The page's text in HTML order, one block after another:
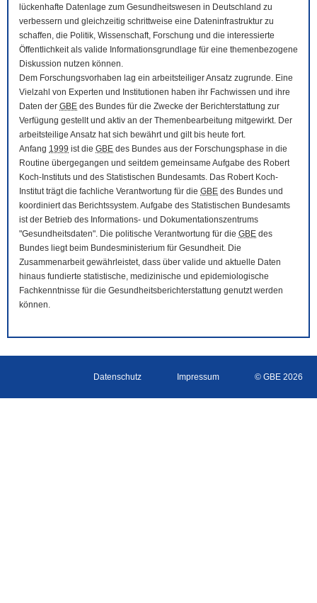
lückenhafte Datenlage zum Gesundheitswesen in Deutschland zu
verbessern und gleichzeitig schrittweise eine Dateninfrastruktur zu
schaffen, die Politik, Wissenschaft, Forschung und die interessierte
Öffentlichkeit als valide Informationsgrundlage für eine themenbezogene
Diskussion nutzen können.
Dem Forschungsvorhaben lag ein arbeitsteiliger Ansatz zugrunde. Eine
Vielzahl von Experten und Institutionen haben ihr Fachwissen und ihre
Daten der GBE des Bundes für die Zwecke der Berichterstattung zur
Verfügung gestellt und aktiv an der Themenbearbeitung mitgewirkt. Der
arbeitsteilige Ansatz hat sich bewährt und gilt bis heute fort.
Anfang 1999 ist die GBE des Bundes aus der Forschungsphase in die
Routine übergegangen und seitdem gemeinsame Aufgabe des Robert
Koch-Instituts und des Statistischen Bundesamts. Das Robert Koch-
Institut trägt die fachliche Verantwortung für die GBE des Bundes und
koordiniert das Berichtssystem. Aufgabe des Statistischen Bundesamts
ist der Betrieb des Informations- und Dokumentationszentrums
"Gesundheitsdaten". Die politische Verantwortung für die GBE des
Bundes liegt beim Bundesministerium für Gesundheit. Die
Zusammenarbeit gewährleistet, dass über valide und aktuelle Daten
hinaus fundierte statistische, medizinische und epidemiologische
Fachkenntnisse für die Gesundheitsberichterstattung genutzt werden
können.
Datenschutz Impressum © GBE 2026